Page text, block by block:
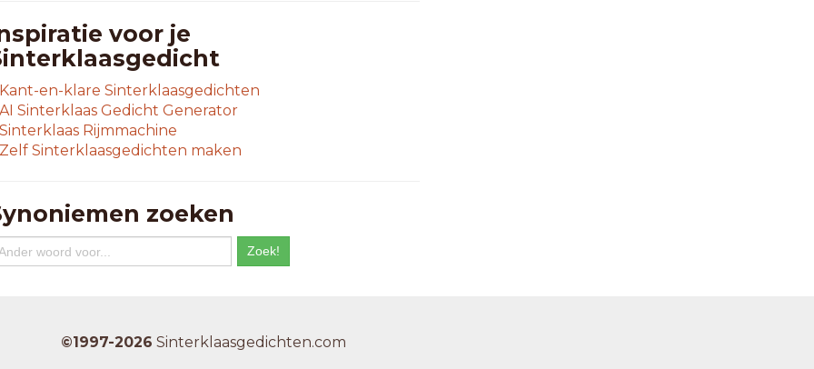
voor je
Kant-en-klare Sinterklaasgedichten
AI Sinterklaas Gedicht Generator
Sinterklaas Rijmmachine
Zelf Sinterklaasgedichten maken
zoeken
©1997-2026 Sinterklaasgedichten.com